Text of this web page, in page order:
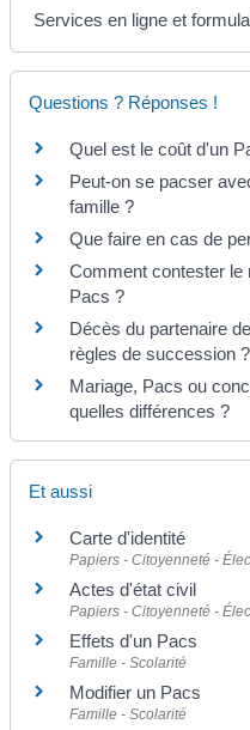
Services en ligne et
Questions ? Réponses !
Quel est le coût d'un
Peut-on se pacser
famille ?
Que faire en cas de
Comment contester le
Pacs ?
Décès du partenaire
règles de succession ?
Mariage, Pacs ou
quelles différences ?
Et aussi
Carte d'identité
Papiers - Citoyenneté -
Actes d'état civil
Papiers - Citoyenneté -
Effets d'un Pacs
Famille - Scolarité
Modifier un Pacs
Famille - Scolarité